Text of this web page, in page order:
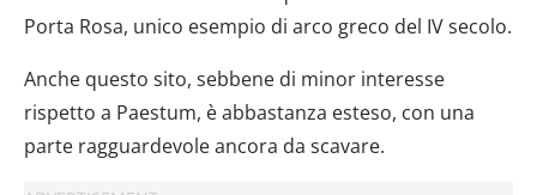
Porta Rosa, unico esempio di arco greco del IV secolo.
Anche questo sito, sebbene di minor interesse
rispetto a Paestum, è abbastanza esteso, con una
parte ragguardevole ancora da scavare.